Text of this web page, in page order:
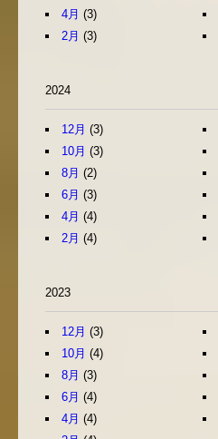
4月 (3)
2月 (3)
2024
12月 (3)
10月 (3)
8月 (2)
6月 (3)
4月 (4)
2月 (4)
2023
12月 (3)
10月 (4)
8月 (3)
6月 (4)
4月 (4)